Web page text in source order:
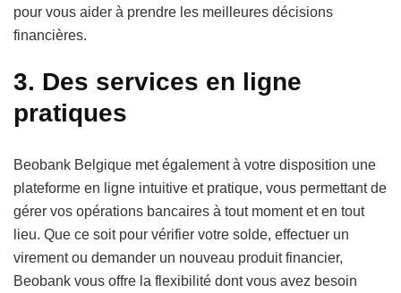
pour vous aider à prendre les meilleures décisions
financières.
3. Des services en ligne
pratiques
Beobank Belgique met également à votre disposition une
plateforme en ligne intuitive et pratique, vous permettant de
gérer vos opérations bancaires à tout moment et en tout
lieu. Que ce soit pour vérifier votre solde, effectuer un
virement ou demander un nouveau produit financier,
Beobank vous offre la flexibilité dont vous avez besoin